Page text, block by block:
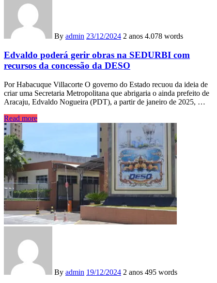
By admin 23/12/2024 2 anos 4.078 words
Edvaldo poderá gerir obras na SEDURBI com
recursos da concessão da DESO
Por Habacuque Villacorte O governo do Estado recuou da ideia de
criar uma Secretaria Metropolitana que abrigaria o ainda prefeito de
Aracaju, Edvaldo Nogueira (PDT), a partir de janeiro de 2025, …
Read more
By admin 19/12/2024 2 anos 495 words